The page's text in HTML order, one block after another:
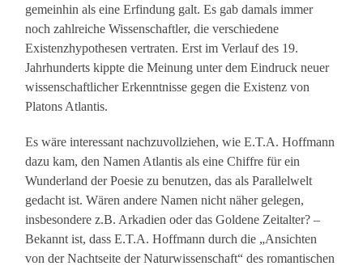
gemeinhin als eine Erfindung galt. Es gab damals immer
noch zahlreiche Wissenschaftler, die verschiedene
Existenzhypothesen vertraten. Erst im Verlauf des 19.
Jahrhunderts kippte die Meinung unter dem Eindruck neuer
wissenschaftlicher Erkenntnisse gegen die Existenz von
Platons Atlantis.
Es wäre interessant nachzuvollziehen, wie E.T.A. Hoffmann
dazu kam, den Namen Atlantis als eine Chiffre für ein
Wunderland der Poesie zu benutzen, das als Parallelwelt
gedacht ist. Wären andere Namen nicht näher gelegen,
insbesondere z.B. Arkadien oder das Goldene Zeitalter? –
Bekannt ist, dass E.T.A. Hoffmann durch die „Ansichten
von der Nachtseite der Naturwissenschaft“ des romantischen